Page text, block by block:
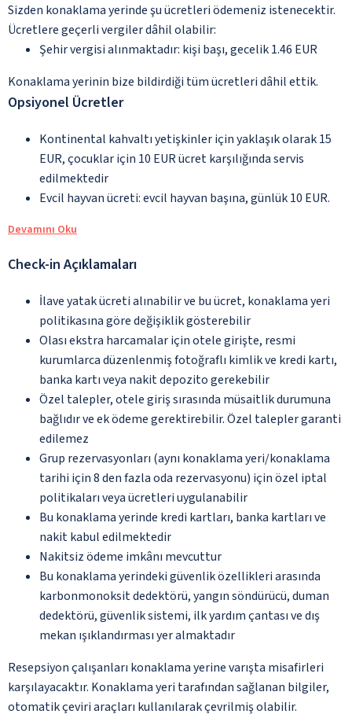
Sizden konaklama yerinde şu ücretleri ödemeniz istenecektir.
Ücretlere geçerli vergiler dâhil olabilir:
Şehir vergisi alınmaktadır: kişi başı, gecelik 1.46 EUR
Konaklama yerinin bize bildirdiği tüm ücretleri dâhil ettik.
Opsiyonel Ücretler
Kontinental kahvaltı yetişkinler için yaklaşık olarak 15
EUR, çocuklar için 10 EUR ücret karşılığında servis
edilmektedir
Evcil hayvan ücreti: evcil hayvan başına, günlük 10 EUR.
Devamını Oku
Check-in Açıklamaları
İlave yatak ücreti alınabilir ve bu ücret, konaklama yeri
politikasına göre değişiklik gösterebilir
Olası ekstra harcamalar için otele girişte, resmi
kurumlarca düzenlenmiş fotoğraflı kimlik ve kredi kartı,
banka kartı veya nakit depozito gerekebilir
Özel talepler, otele giriş sırasında müsaitlik durumuna
bağlıdır ve ek ödeme gerektirebilir. Özel talepler garanti
edilemez
Grup rezervasyonları (aynı konaklama yeri/konaklama
tarihi için 8 den fazla oda rezervasyonu) için özel iptal
politikaları veya ücretleri uygulanabilir
Bu konaklama yerinde kredi kartları, banka kartları ve
nakit kabul edilmektedir
Nakitsiz ödeme imkânı mevcuttur
Bu konaklama yerindeki güvenlik özellikleri arasında
karbonmonoksit dedektörü, yangın söndürücü, duman
dedektörü, güvenlik sistemi, ilk yardım çantası ve dış
mekan ışıklandırması yer almaktadır
Resepsiyon çalışanları konaklama yerine varışta misafirleri
karşılayacaktır. Konaklama yeri tarafından sağlanan bilgiler,
otomatik çeviri araçları kullanılarak çevrilmiş olabilir.